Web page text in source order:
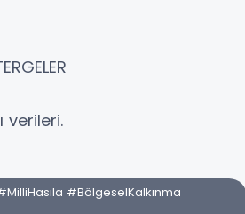
verileri.
#BölgeselKalkınma